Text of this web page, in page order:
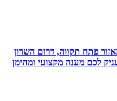
תקווה, דרום השרון
מענה מקצועי ומהימן